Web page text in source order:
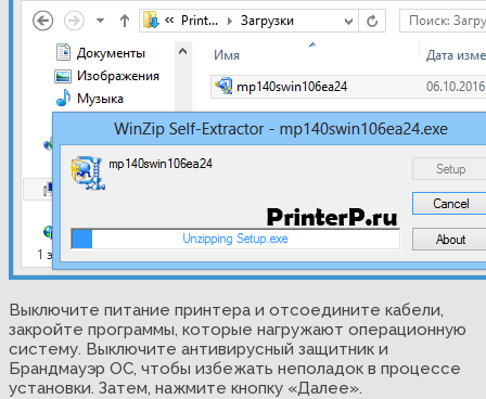
Выключите питание принтера и отсоедините кабели,
закройте программы, которые нагружают операционную
систему. Выключите антивирусный защитник и
Брандмауэр ОС, чтобы избежать неполадок в процессе
установки. Затем, нажмите кнопку «Далее».